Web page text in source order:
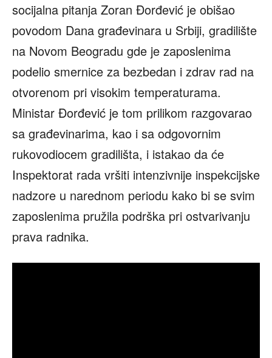
socijalna pitanja Zoran Đorđević je obišao
povodom Dana građevinara u Srbiji, gradilište
na Novom Beogradu gde je zaposlenima
podelio smernice za bezbedan i zdrav rad na
otvorenom pri visokim temperaturama.
Ministar Đorđević je tom prilikom razgovarao
sa građevinarima, kao i sa odgovornim
rukovodiocem gradilišta, i istakao da će
Inspektorat rada vršiti intenzivnije inspekcijske
nadzore u narednom periodu kako bi se svim
zaposlenima pružila podrška pri ostvarivanju
prava radnika.